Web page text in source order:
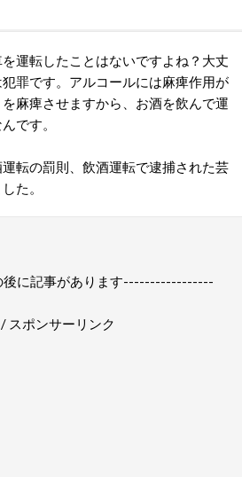
運転したことはないですよね？大丈
罪です。アルコールには麻痺作用が
麻痺させますから、お酒を飲んで運
です。
転の罰則、飲酒運転で逮捕された芸
た。
に記事があります-----------------
スポンサーリンク